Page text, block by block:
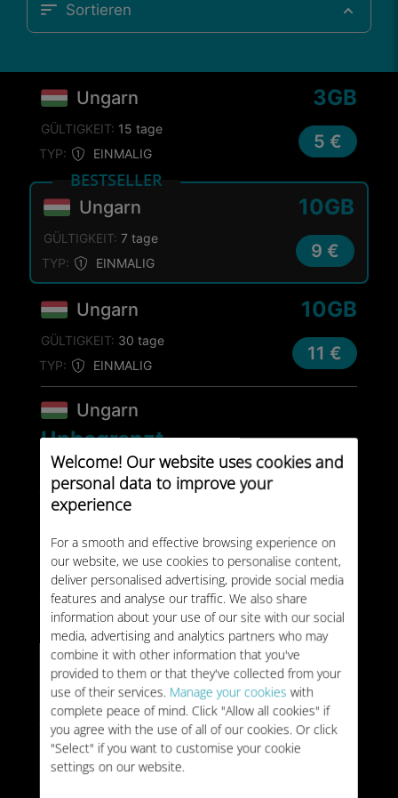
Welcome! Our website uses cookies and
personal data to improve your
experience
For a smooth and effective browsing experience on
our website, we use cookies to personalise content,
deliver personalised advertising, provide social media
features and analyse our traffic. We also share
information about your use of our site with our social
media, advertising and analytics partners who may
combine it with other information that you've
provided to them or that they've collected from your
use of their services. Manage your cookies with
complete peace of mind. Click "Allow all cookies" if
you agree with the use of all of our cookies. Or click
"Select" if you want to customise your cookie
settings on our website.
Sortieren
Ungarn
TYP: EINMALIG
3GB
GÜLTIGKEIT: 15 tage
5 €
Ungarn
TYP: EINMALIG
10GB
GÜLTIGKEIT: 7 tage
9 €
BESTSELLER
Ungarn
TYP: EINMALIG
10GB
GÜLTIGKEIT: 30 tage
11 €
Ungarn
TYP: EINMALIG
Unbegrenzt
GÜLTIGKEIT:7 tage
Ungarn
TYP: EINMALIG
50GB
GÜLTIGKEIT: 30 tage
34 €
Ungarn
TYP: EINMALIG
Unbegrenzt
GÜLTIGKEIT: 15 tage
36 €